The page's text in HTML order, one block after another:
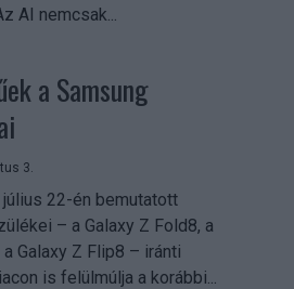
AI nemcsak...
a Samsung
3.
22-én bemutatott
– a Galaxy Z Fold8, a
Galaxy Z Flip8 – iránti
is felülmúlja a korábbi...